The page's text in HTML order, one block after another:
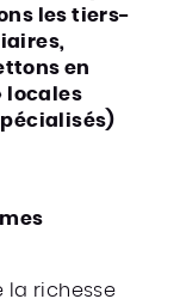
les tiers-
en
locales
la richesse